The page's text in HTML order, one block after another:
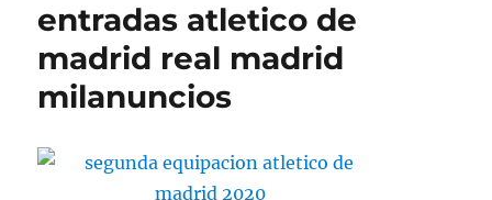
entradas atletico de
madrid real madrid
milanuncios